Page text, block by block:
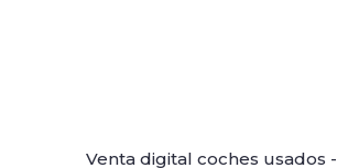
Venta digital coches usados -